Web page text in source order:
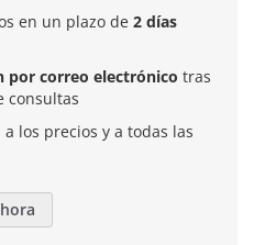
en un plazo de 2 días
por correo electrónico tras
consultas
a los precios y a todas las